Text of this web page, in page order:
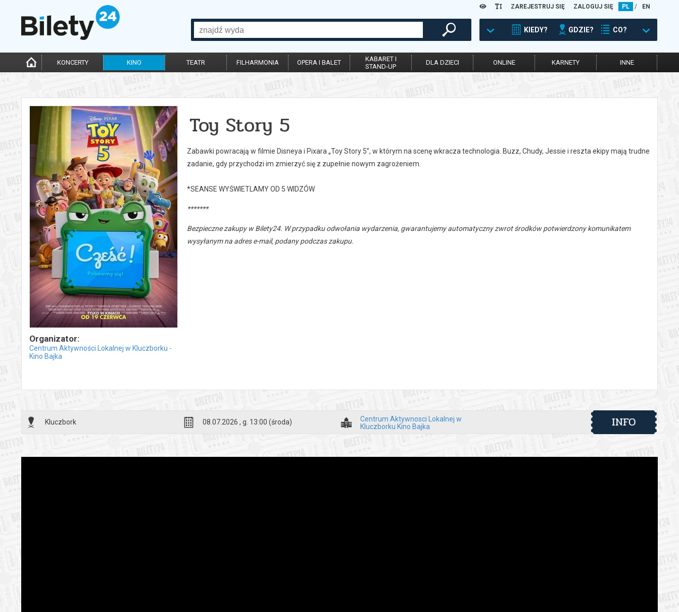
ZAREJESTRUJ SIĘ ZALOGUJ SIĘ PL / EN
KIEDY? GDZIE? CO?
KONCERTY KINO TEATR FILHARMONIA OPERA I BALET
KABARET I
STAND-UP
DLA DZIECI ONLINE KARNETY INNE
Organizator:
Centrum Aktywności Lokalnej w Kluczborku -
Kino Bajka
Toy Story 5
Zabawki powracają w filmie Disneya i Pixara „Toy Story 5”, w którym na scenę wkracza technologia. Buzz, Chudy, Jessie i reszta ekipy mają trudne
zadanie, gdy przychodzi im zmierzyć się z zupełnie nowym zagrożeniem.
*SEANSE WYŚWIETLAMY OD 5 WIDZÓW
*******
Bezpieczne zakupy w Bilety24. W przypadku odwołania wydarzenia, gwarantujemy automatyczny zwrot środków potwierdzony komunikatem
wysyłanym na adres e-mail, podany podczas zakupu.
Kluczbork 08.07.2026 , g. 13:00 (środa)
Centrum Aktywnosci Lokalnej w
Kluczborku Kino Bajka
INFO